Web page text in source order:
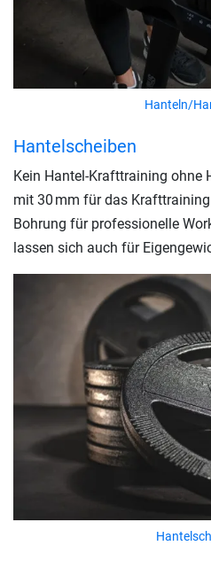
Hanteln/
Hantelscheiben
Kein Hantel-Krafttraining ohne
mit 30 mm für das
Bohrung für professionelle
lassen sich auch für